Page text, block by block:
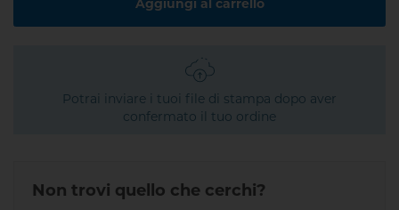
Aggiungi al carrello
Potrai inviare i tuoi file di stampa dopo aver
confermato il tuo ordine
Non trovi quello che cerchi?